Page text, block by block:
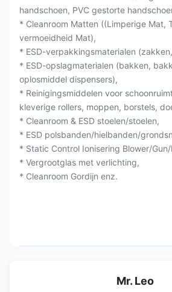
handschoen, PVC gestorte
* Cleanroom Matten ((Limperige Mat,
vermoeidheid Mat),
* ESD-verpakkingsmaterialen
* ESD-opslagmaterialen (bakken,
oplosmiddel dispensers),
* Reinigingsmiddelen voor
kleverige rollers, moppen, borstels,
* Cleanroom & ESD stoelen/stoelen,
* ESD polsbanden/hielbanden/
* Static Control Ionisering Blower/
* Vergrootglas met verlichting,
* Cleanroom Gordijn enz.
Mr. Leo